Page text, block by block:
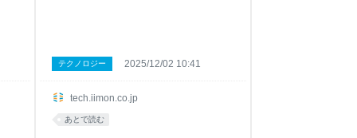
tech.iimon.co.jp
テクノロジー 2025/12/02 10:41
あとで読む